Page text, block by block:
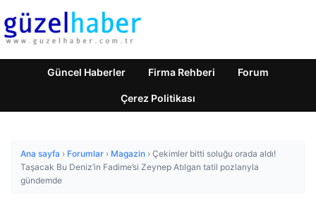
Güncel Haberler Firma Rehberi Forum
Çerez Politikası
Ana sayfa › Forumlar › Magazin › Çekimler bitti soluğu orada aldı!
Taşacak Bu Deniz’in Fadime’si Zeynep Atılgan tatil pozlarıyla
gündemde